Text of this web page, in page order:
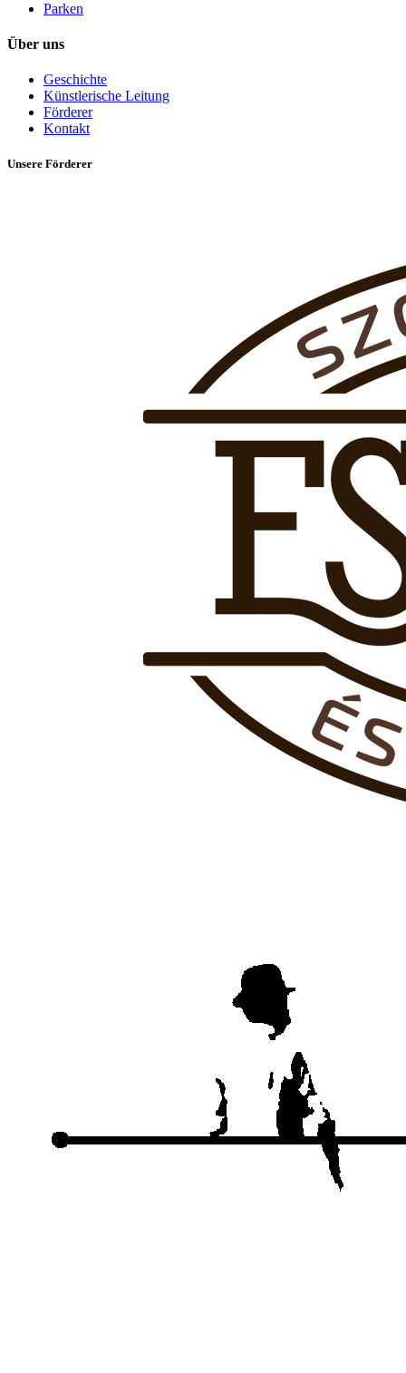
Parken
Über uns
Geschichte
Künstlerische Leitung
Förderer
Kontakt
Unsere Förderer